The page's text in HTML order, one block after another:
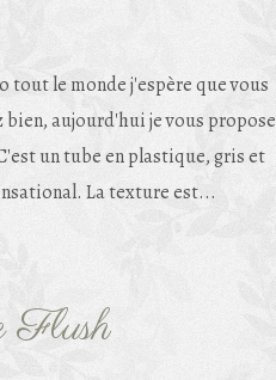
tout le monde j'espère que vous
bien, aujourd'hui je vous propose
un tube en plastique, gris et
La texture est...
Flush